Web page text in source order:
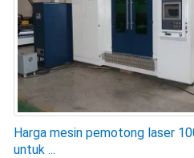
Harga mesin pemotong laser
untuk ...